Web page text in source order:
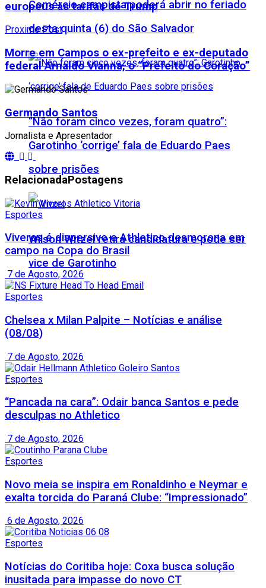
Comércio campista poderá abrir no feriado
desta quinta (6) do São Salvador
“Não foram cinco vezes, foram quatro”:
Garotinho ‘corrige’ fala de Eduardo Paes
sobre prisões
Wilson Witzel retira candidatura e pode ser
vice de Garotinho
europeus às tarifas de Trump
Proximo Post
Morre em Campos o ex-prefeito e ex-deputado
federal Arnaldo Vianna, o “Prefeito do Coração”
Germando Santos
Jornalista e Apresentador
RelacionadaPostagens
Esportes
Viveros é dispersivo e Athletico desmorona em
campo na Copa do Brasil
7 de Agosto, 2026
Esportes
Chelsea x Milan Palpite – Notícias e análise
(08/08)
7 de Agosto, 2026
Esportes
“Pancada na cara”: Odair banca Santos e pede
desculpas no Athletico
7 de Agosto, 2026
Esportes
Novo meia se inspira em Ronaldinho e Neymar e
exalta torcida do Paraná Clube: “Impressionado”
6 de Agosto, 2026
Esportes
Notícias do Coritiba hoje: Coxa busca solução
inusitada para impasse do novo CT